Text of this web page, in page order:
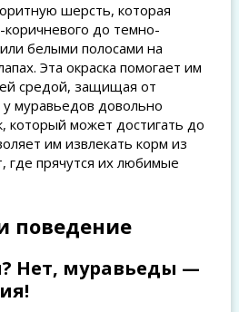
шерсть, которая
коричневого до темно-
белыми полосами на
Эта окраска помогает им
средой, защищая от
муравьедов довольно
который может достигать до
им извлекать корм из
где прячутся их любимые
поведение
Нет, муравьеды —